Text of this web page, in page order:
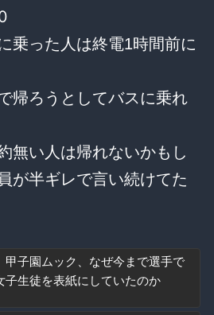
乗った人は終電1時間前に
帰ろうとしてバスに乗れ
無い人は帰れないかもし
が半ギレで言い続けてた
甲子園ムック、なぜ今まで選手で
子生徒を表紙にしていたのか